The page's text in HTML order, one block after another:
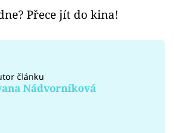
Přece jít do kina!
článku
Nádvorníková